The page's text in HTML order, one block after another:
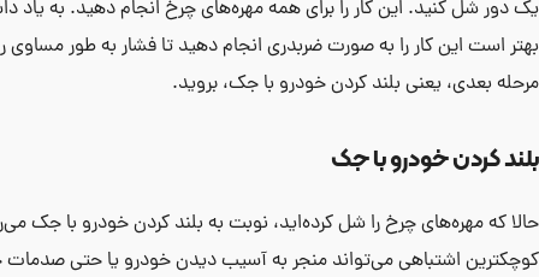
یک دور شل کنید. این کار را برای همه مهره‌های چرخ انجام دهید. به یاد
بهتر است این کار را به صورت ضربدری انجام دهید تا فشار به طور
مرحله بعدی، یعنی بلند کردن خودرو با جک، بروید.
بلند کردن خودرو با جک
حالا که مهره‌های چرخ را شل کرده‌اید، نوبت به بلند کردن خودرو با جک
کوچکترین اشتباهی می‌تواند منجر به آسیب دیدن خودرو یا حتی صدمات